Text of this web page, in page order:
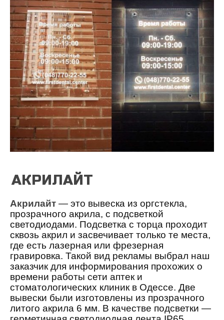
АКРИЛАЙТ
Акрилайт — это вывеска из оргстекла,
прозрачного акрила, с подсветкой
светодиодами. Подсветка с торца проходит
сквозь акрил и засвечивает только те места,
где есть лазерная или фрезерная
гравировка. Такой вид рекламы выбрал наш
заказчик для информирования прохожих о
времени работы сети аптек и
стоматологических клиник в Одессе. Две
вывески были изготовлены из прозрачного
литого акрила 6 мм. В качестве подсветки —